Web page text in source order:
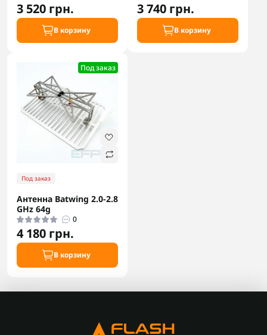
3 520 грн.
В корзину
3 740 грн.
В корзину
Под заказ
Под заказ
Антенна Batwing 2.0-2.8
GHz 64g
0
4 180 грн.
В корзину